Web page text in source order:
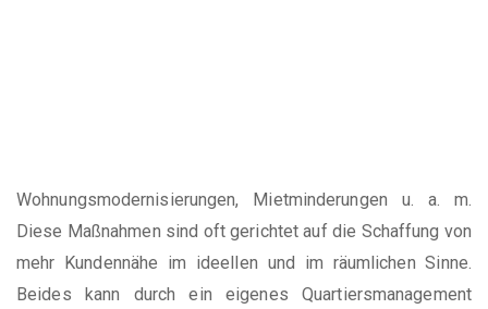
Wohnungsmodernisierungen, Mietminderungen u. a. m.
Diese Maßnahmen sind oft gerichtet auf die Schaffung von
mehr Kundennähe im ideellen und im räumlichen Sinne.
Beides kann durch ein eigenes Quartiersmanagement